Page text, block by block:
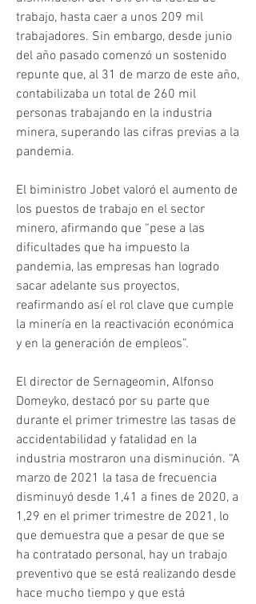
trabajo, hasta caer a unos 209 mil
trabajadores. Sin embargo, desde junio
del año pasado comenzó un sostenido
repunte que, al 31 de marzo de este año,
contabilizaba un total de 260 mil
personas trabajando en la industria
minera, superando las cifras previas a la
pandemia.
El biministro Jobet valoró el aumento de
los puestos de trabajo en el sector
minero, afirmando que “pese a las
dificultades que ha impuesto la
pandemia, las empresas han logrado
sacar adelante sus proyectos,
reafirmando así el rol clave que cumple
la minería en la reactivación económica
y en la generación de empleos”.
El director de Sernageomin, Alfonso
Domeyko, destacó por su parte que
durante el primer trimestre las tasas de
accidentabilidad y fatalidad en la
industria mostraron una disminución. “A
marzo de 2021 la tasa de frecuencia
disminuyó desde 1,41 a fines de 2020, a
1,29 en el primer trimestre de 2021, lo
que demuestra que a pesar de que se
ha contratado personal, hay un trabajo
preventivo que se está realizando desde
hace mucho tiempo y que está